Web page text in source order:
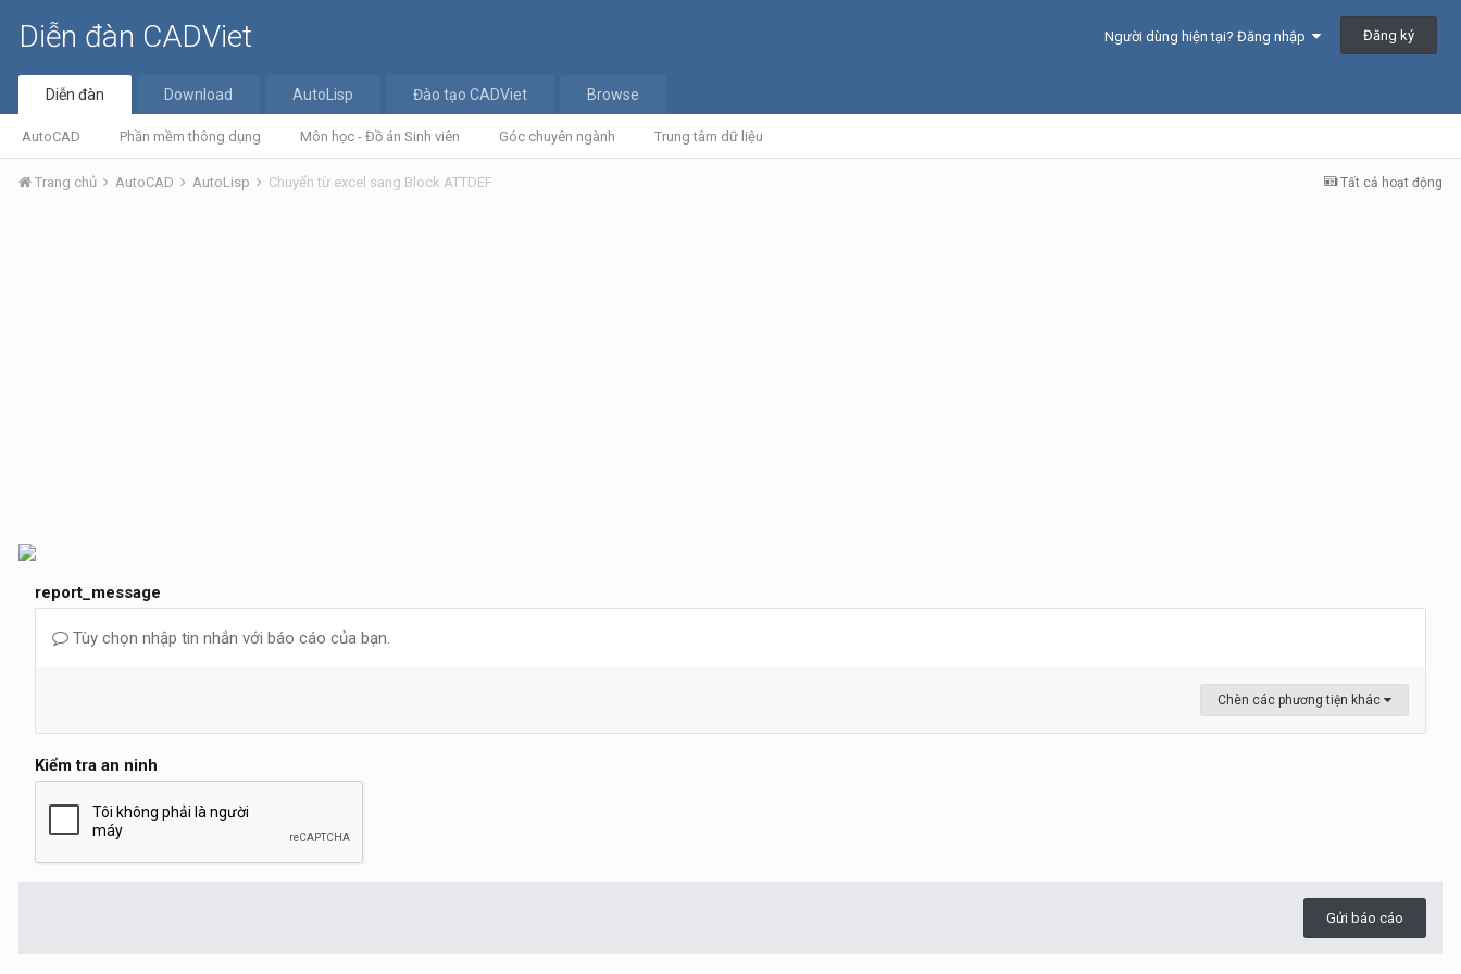
Diễn đàn CADViet Người dùng hiện tại? Đăng nhập Đăng ký
Diễn đàn
AutoCAD Phần mềm thông dụng Môn học - Đồ án Sinh viên Góc chuyên ngành Trung tâm dữ liệu
Download AutoLisp Đào tạo CADViet Browse
Tất cả hoạt động
Trang chủ AutoCAD AutoLisp Chuyển từ excel sang Block ATTDEF
report_message
Tùy chọn nhập tin nhắn với báo cáo của bạn.
Chèn các phương tiện khác
Kiểm tra an ninh
Gửi báo cáo